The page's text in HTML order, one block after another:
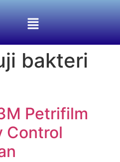
bakteri
Petrifilm
Control